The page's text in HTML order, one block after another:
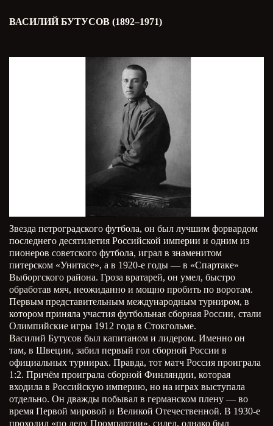
ВАСИЛИЙ БУТУСОВ (1892–1971)
Звезда петроградского футбола, он был лучшим форвардом
последнего десятилетия Российской империи и одним из
пионеров советского футбола, играл в знаменитом
питерском «Унитасе», а в 1920-е годы — в «Спартаке»
Выборгского района. Гроза вратарей, он умел, быстро
обработав мяч, неожиданно и мощно пробить по воротам.
Первым представительным международным турниром, в
котором приняла участия футбольная сборная России, стали
Олимпийские игры 1912 года в Стокгольме.
Василий Бутусов был капитаном и лидером. Именно он
там, в Швеции, забил первый гол сборной России в
официальных турнирах. Правда, тот матч Россия проиграла
1:2. Причём проиграла сборной Финляндии, которая
входила в Российскую империю, но на играх выступала
отдельно. Он дважды побывал в германском плену — во
время Первой мировой и Великой Отечественной. В 1930-е
проходил «по делу Промпартии», сидел, однако был